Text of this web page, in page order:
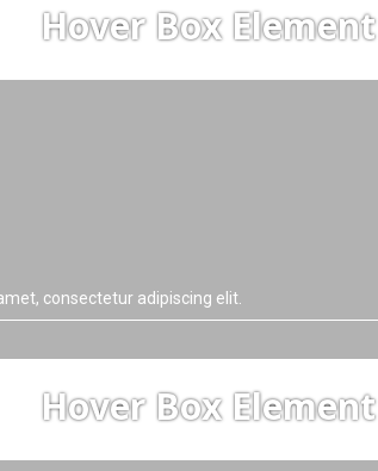
Hover Box Element
consectetur adipiscing elit.
Hover Box Element